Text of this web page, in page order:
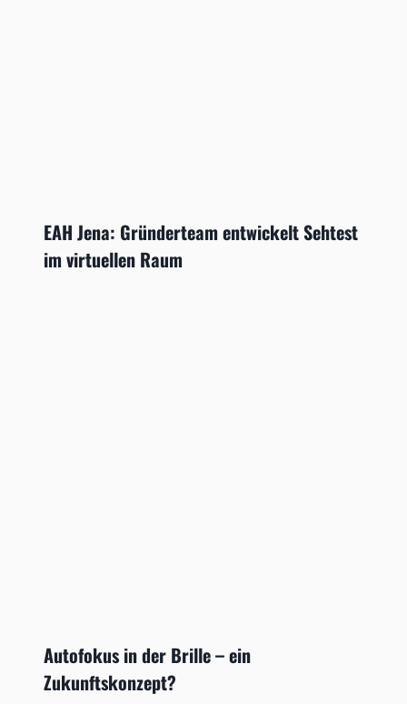
EAH Jena: Gründerteam entwickelt Sehtest
im virtuellen Raum
Autofokus in der Brille – ein
Zukunftskonzept?